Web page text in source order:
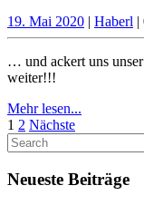
19. Mai 202019.
Mai
| Haberl |
… und ackert uns
weiter!!!
Mehr lesen...
der
Beiträge
1 2 Nächste
Search
for:
Neueste Beiträge